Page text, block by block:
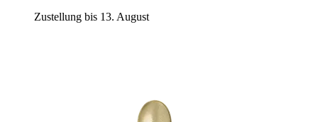
Zustellung bis 13. August